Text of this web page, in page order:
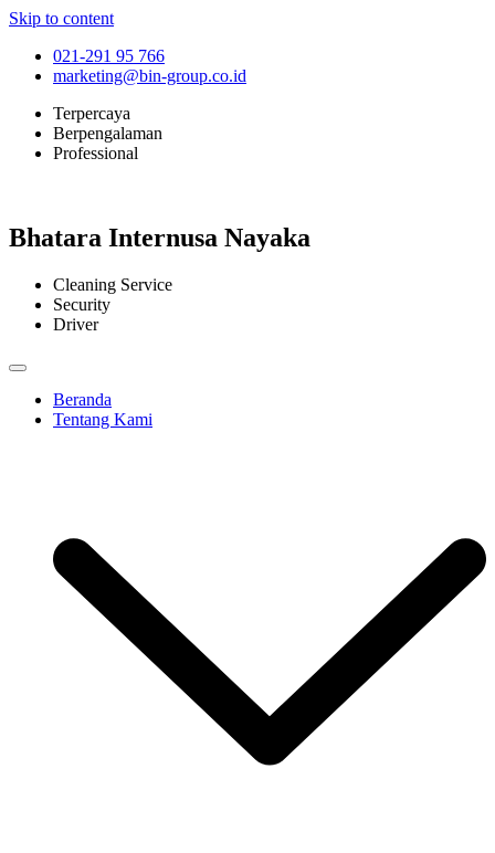
Skip to content
021-291 95 766
marketing@bin-group.co.id
Terpercaya
Berpengalaman
Professional
Bhatara Internusa Nayaka
Cleaning Service
Security
Driver
Beranda
Tentang Kami